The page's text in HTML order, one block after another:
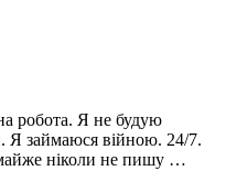
робота. Я не будую
Я займаюся війною. 24/7.
ніколи не пишу …